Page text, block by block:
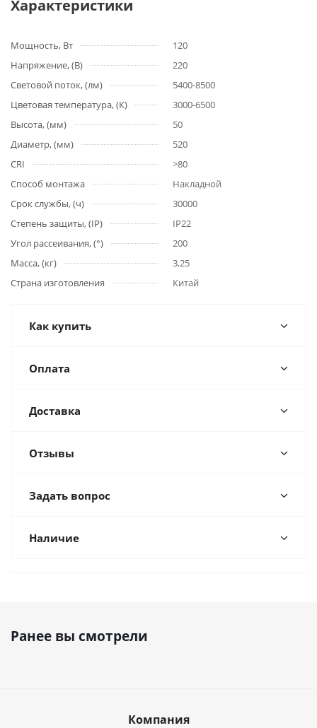
Характеристики
Мощность, Вт
120
Напряжение, (В)
220
Световой поток, (лм)
5400-8500
Цветовая температура, (К)
3000-6500
Высота, (мм)
50
Диаметр, (мм)
520
CRI
>80
Способ монтажа
Накладной
Срок службы, (ч)
30000
Степень защиты, (IP)
IP22
Угол рассеивания, (°)
200
Масса, (кг)
3,25
Страна изготовления
Китай
Как купить
Оплата
Доставка
Отзывы
Задать вопрос
Наличие
Ранее вы смотрели
Компания